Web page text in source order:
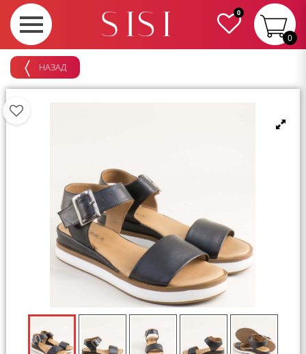
0
0
НАЗАД